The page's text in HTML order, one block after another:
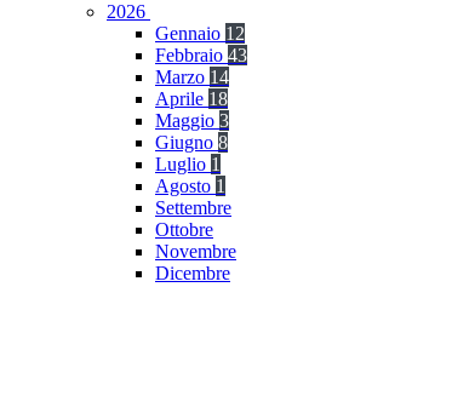
2026
Gennaio 12
Febbraio 43
Marzo 14
Aprile 18
Maggio 3
Giugno 8
Luglio 1
Agosto 1
Settembre
Ottobre
Novembre
Dicembre